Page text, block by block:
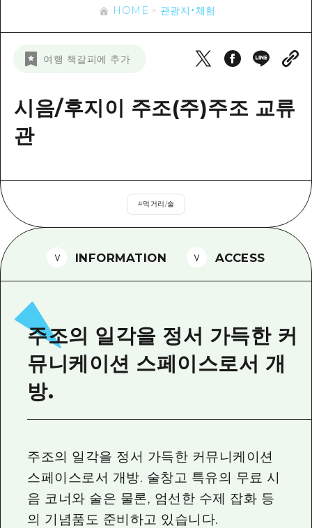
나이트 라이프
기준
자연
미야지마(宮島) 주변
빠른 여행
1박 2일
2박 3일
게이호쿠(芸北)
야마구치(山口)현 동부
시마네(島根)현
접근
히로시마 OMOTENASHI 패스
자원봉사 가이드
히로시마현내 매력을 동영상으로 소개!
재해가 발생했을 때의 교통 정보
관광 안내 책자
뉴스
HOME 관광지・체험
여행 책갈피에 추가
시음/후지이 주조(주)주조 교류
관
#먹거리/술
INFORMATION ACCESS
주조의 일각을 정서 가득한 커
뮤니케이션 스페이스로서 개
방.
주조의 일각을 정서 가득한 커뮤니케이션
스페이스로서 개방. 술창고 특유의 무료 시
음 코너와 술은 물론, 엄선한 수제 잡화 등
의 기념품도 준비하고 있습니다.